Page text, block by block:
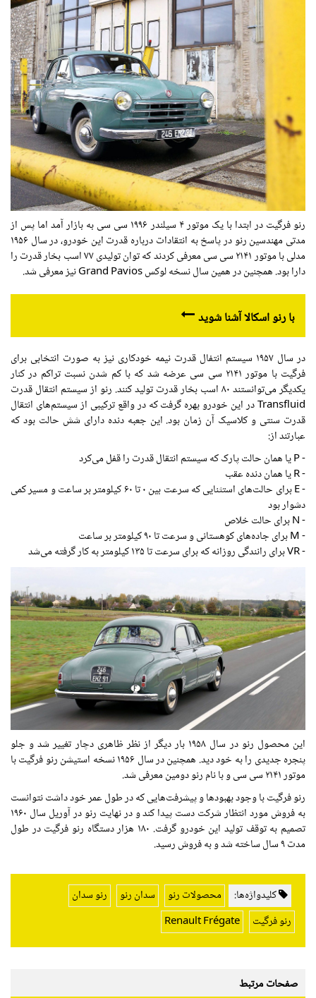
رنوفرگیتدرابتدابا یک موتور ۴ سیلندر ۱۹۹۶ سی سی به بازار آمداماپس از
مدتی مهندسین رنو در پاسخ به انتقادات درباره قدرت این خودرو، در سال۱۹۵۶
مدلی با موتور۲۱۴۱سی سی معرفی کردند که توانتولیدی۷۷ اسب بخارقدرت را
دارا بود. همچنین در همین سال نسخه لوکس Grand Pavios نیز معرفی شد.
با رنواسکالاآشنا شوید
در سال ۱۹۵۷ سیستم انتفال قدرت نیمه خودکاری نیز به صورت انتخابی برای
فرگیت با موتور۲۱۴۱ سی سی عرضه شد که با کم شدن نسبت تراکم در کنار
یکدیگر می‌توانستند ۸۰
اسب بخارقدرت تولید کنند. رنو از سیستم انتقال قدرت
Transfluid در این خودرو بهره گرفت که
در واقعترکیبی از سیستم‌های انتقال
قدرت سنتی و کلاسیک آن زمان بود. این جعبه دنده دارای شش حالت بود که
عبارتند از:
- P یا همان حالت پارک که سیستم انتقال قدرت را قفل می‌کرد
- R یا همان
دنده عقب
- E برای حالت‌های استثنایی که سرعت بین ۰ تا ۶۰ کیلومتر بر ساعت و
مسیرکمی
دشوار بود
- N برای حالت
خلاص
- M برای جاده‌های کوهستانی و
سرعتتا ۹۰ کیلومتر بر ساعت
- VR برای رانندگی روزانه که برای
سرعتتا ۱۳۵ کیلومتر به کار گرفته می‌شد
این محصول رنو در سال ۱۹۵۸ بار دیگر از نظر ظاهری دچار تغییر شد و جلو
پنجره جدیدی را به خود دید. همچنین در سال۱۹۵۶نسخه استیشن رنوفرگیتبا
موتور۲۱۴۱سی سی و با نام رنو دومین معرفی شد.
رنوفرگیتباوجودبهبودها و پیشرفت‌هایی که درطولعمرخود داشت نتوانست
به فروش موردانتظارشرکتدستپیدا کند ودر نهایت رنو در آوریل سال ۱۹۶۰
تصمیم به توقف تولید این خودرو گرفت. ۱۸۰ هزار دستگاه رنو
فرگیتدرطول
مدت ۹ سال ساخته شد و به فروش رسید.
کلیدواژه‌ها: محصولات رنو سدان رنو
رنو سدان
رنو فرگیت
Renault Frégate
صفحات مرتبط